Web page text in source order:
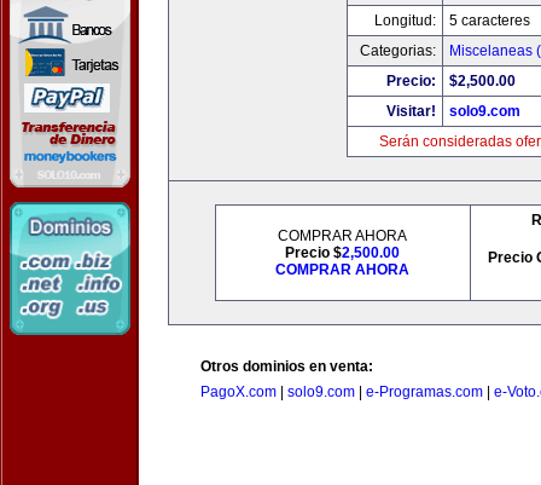
Longitud:
5 caracteres
Categorias:
Miscelaneas
Precio:
$2,500.00
Visitar!
solo9.com
Serán consideradas
COMPRAR AHORA
Precio $2,500.00
COMPRAR AHORA
Precio
Otros dominios en venta:
PagoX.com
solo9.com e-Programas.com e-